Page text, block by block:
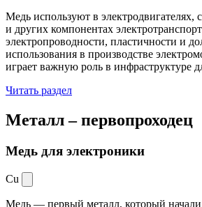
Медь используют в электродвигателях,
и других компонентах
электропроводности, пластичности и
использования в производстве
играет важную роль в инфраструктуре
Читать раздел
Металл –первопроходец
Медь для электроники
Cu
Медь — первый металл, который начали